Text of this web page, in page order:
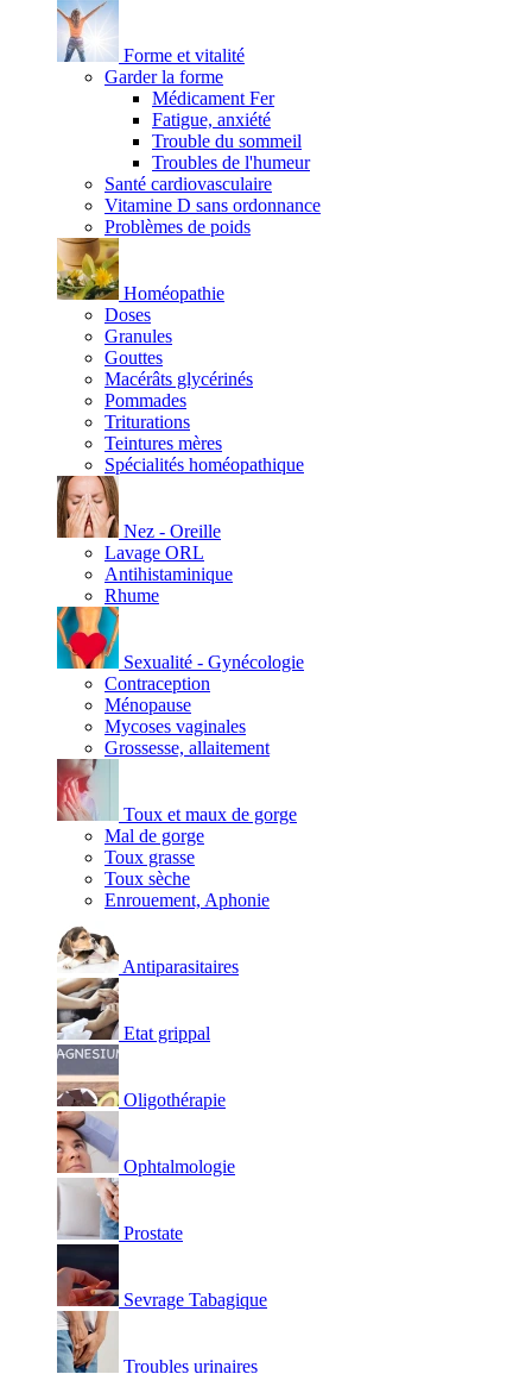
Forme et vitalité
Garder la forme
Médicament Fer
Fatigue, anxiété
Trouble du sommeil
Troubles de l'humeur
Santé cardiovasculaire
Vitamine D sans ordonnance
Problèmes de poids
Homéopathie
Doses
Granules
Gouttes
Macérâts glycérinés
Pommades
Triturations
Teintures mères
Spécialités homéopathique
Nez - Oreille
Lavage ORL
Antihistaminique
Rhume
Sexualité - Gynécologie
Contraception
Ménopause
Mycoses vaginales
Grossesse, allaitement
Toux et maux de gorge
Mal de gorge
Toux grasse
Toux sèche
Enrouement, Aphonie
Antiparasitaires
Etat grippal
Oligothérapie
Ophtalmologie
Prostate
Sevrage Tabagique
Troubles urinaires